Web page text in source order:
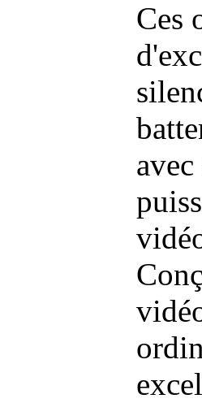
Ces